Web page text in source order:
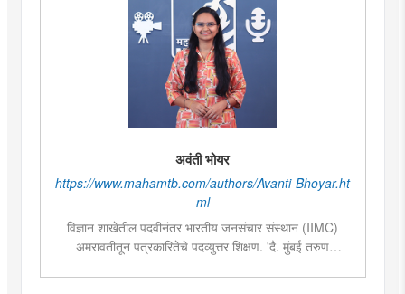
अवंती भोयर
https://www.mahamtb.com/authors/Avanti-Bhoyar.ht
ml
विज्ञान शाखेतील पदवीनंतर भारतीय जनसंचार संस्थान (IIMC)
अमरावतीतून पत्रकारितेचे पदव्युत्तर शिक्षण. 'दै. मुंबई तरुण